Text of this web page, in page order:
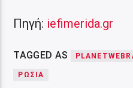
Πηγή: iefimerida.gr
TAGGED AS
ΡΩΣΙΑ